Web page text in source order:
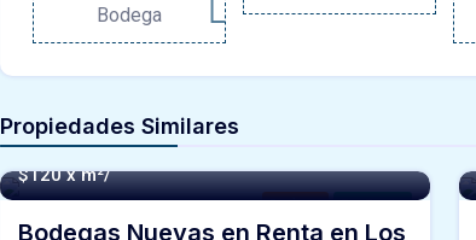
Bodega
Propiedades Similares
Bodega For Renta
178 m² -
$120 x m²/
Bodegas Nuevas en Renta en Los